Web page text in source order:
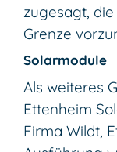
zugesagt,
Grenze
Solarmodule
Als weiteres
Ettenheim
Firma Wildt,